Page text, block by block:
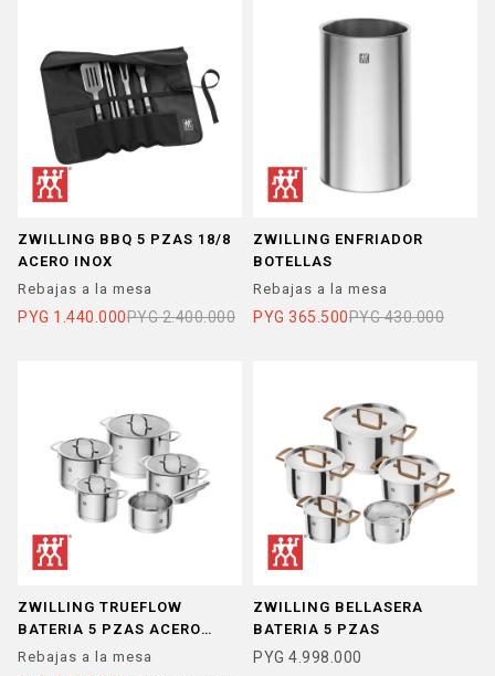
ZWILLING BBQ 5 PZAS 18/8
ACERO INOX
Rebajas a la mesa
PYG 1.440.000PYG 2.400.000
ZWILLING ENFRIADOR
BOTELLAS
Rebajas a la mesa
PYG 365.500PYG 430.000
ZWILLING TRUEFLOW
BATERIA 5 PZAS ACERO
INOX
Rebajas a la mesa
ZWILLING BELLASERA
BATERIA 5 PZAS
PYG 4.998.000